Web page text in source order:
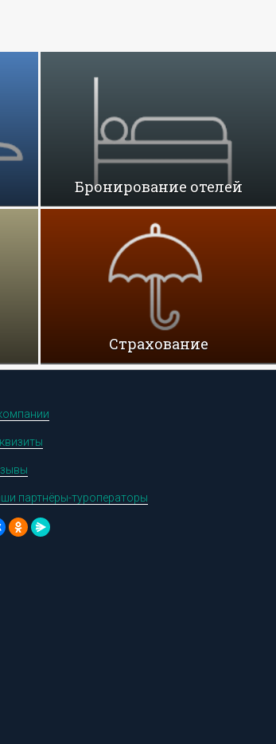
Бронирование отелей
Cтрахование
партнёры-туроператоры